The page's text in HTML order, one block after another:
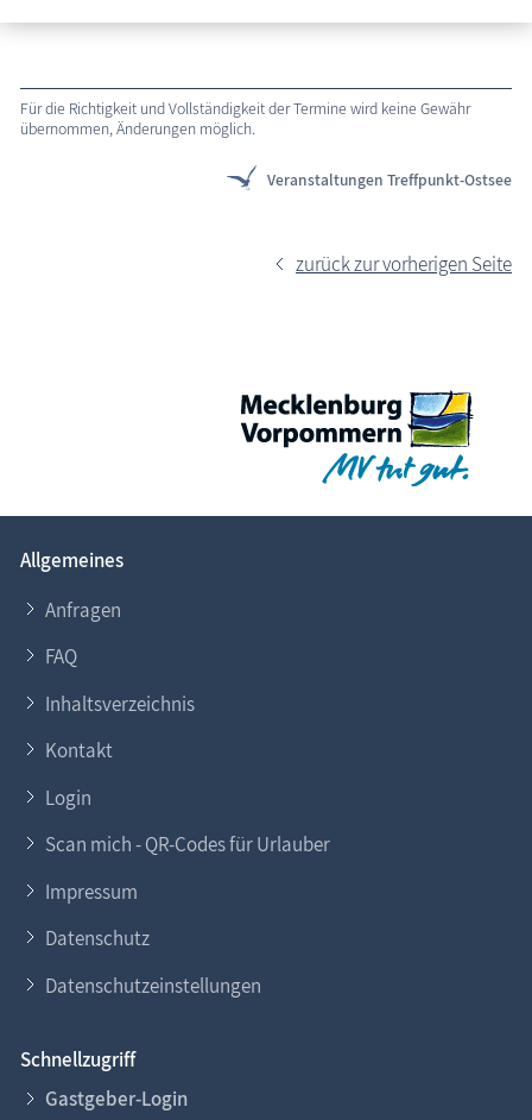
Für die Richtigkeit und Vollständigkeit der Termine wird keine Gewähr
übernommen, Änderungen möglich.
Veranstaltungen Treffpunkt-Ostsee
zurück zur vorherigen Seite
Allgemeines
Anfragen
FAQ
Inhaltsverzeichnis
Kontakt
Login
Scan mich - QR-Codes für Urlauber
Impressum
Datenschutz
Datenschutzeinstellungen
Schnellzugriff
Gastgeber-Login